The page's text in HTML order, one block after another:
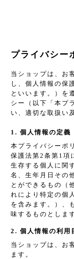
プライバシー
当ショップは、お
し、個人情報の保
といいます。）を
シー（以下「本プ
い、適切な取扱い
1. 個人情報の定義
本プライバシーポ
保護法第2条第1項
生存する個人に関
名、生年月日その
とができるもの（
れにより特定の個
を含みます。）、
味するものとしま
2. 個人情報の利用
当ショップは、お
ます。